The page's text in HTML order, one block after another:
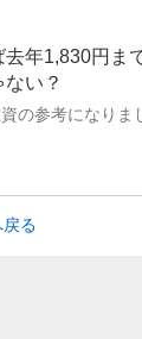
年1,830円ま
い？
の参考になりま
る